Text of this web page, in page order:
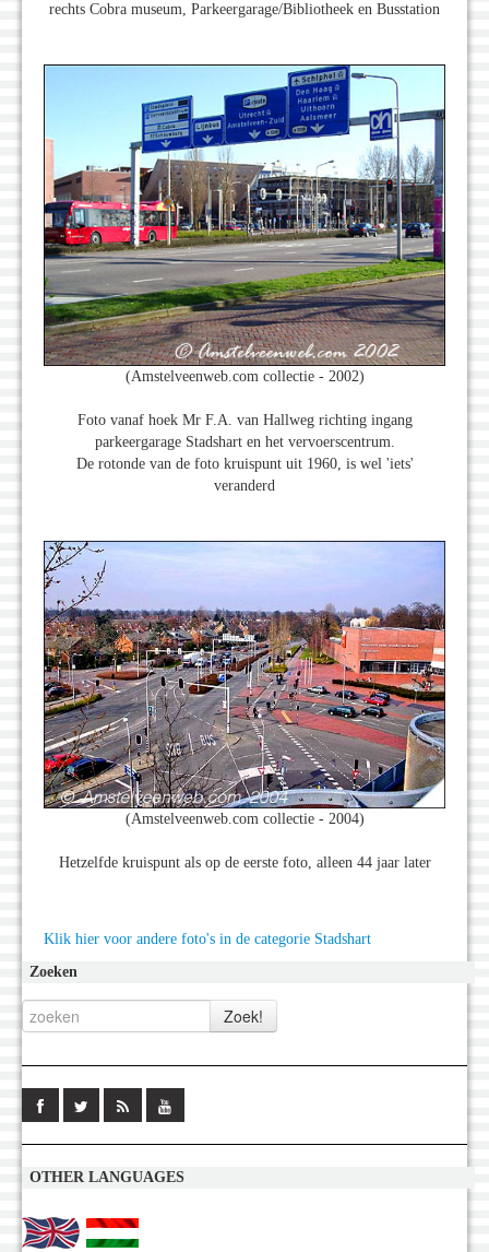
rechts Cobra museum, Parkeergarage/Bibliotheek en Busstation
(Amstelveenweb.com collectie - 2002)
Foto vanaf hoek Mr F.A. van Hallweg richting ingang
parkeergarage Stadshart en het vervoerscentrum.
De rotonde van de foto kruispunt uit 1960, is wel 'iets'
veranderd
(Amstelveenweb.com collectie - 2004)
Hetzelfde kruispunt als op de eerste foto, alleen 44 jaar later
Klik hier voor andere foto's in de categorie Stadshart
Zoeken
OTHER LANGUAGES